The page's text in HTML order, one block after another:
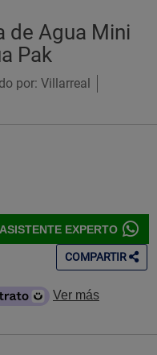
de Agua Mini
Pak
por: Villarreal
ASISTENTE EXPERTO
COMPARTIR
Ver más